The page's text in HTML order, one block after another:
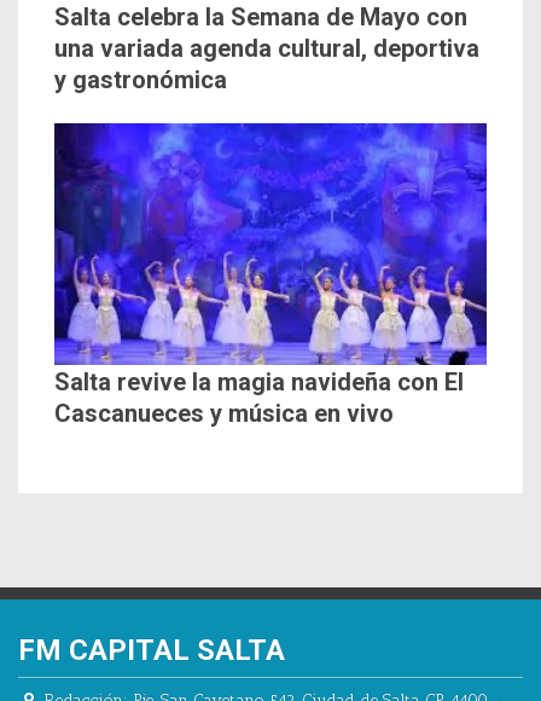
Salta celebra la Semana de Mayo con
una variada agenda cultural, deportiva
y gastronómica
Salta revive la magia navideña con El
Cascanueces y música en vivo
FM CAPITAL SALTA